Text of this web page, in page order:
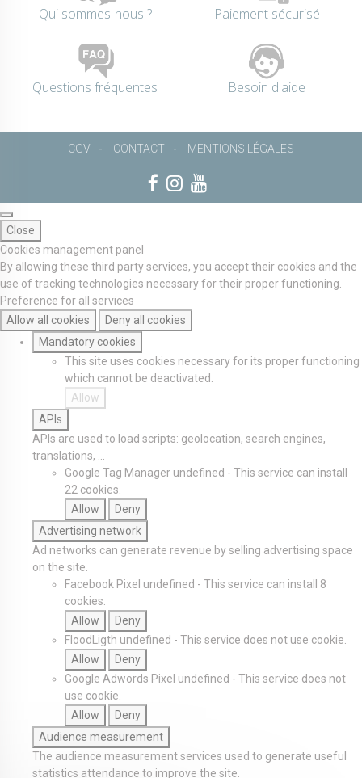
Qui sommes-nous ? Paiement sécurisé
Questions fréquentes Besoin d'aide
CGV CONTACT MENTIONS LÉGALES
Close
Cookies management panel
By allowing these third party services, you accept their cookies and the
use of tracking technologies necessary for their proper functioning.
Preference for all services
Allow all cookies
Deny all cookies
Mandatory cookies
This site uses cookies necessary for its proper functioning
which cannot be deactivated.
Allow
APIs
APIs are used to load scripts: geolocation, search engines,
translations, ...
Google Tag Manager undefined - This service can install
22 cookies.
Allow
Deny
Advertising network
Ad networks can generate revenue by selling advertising space
on the site.
Facebook Pixel undefined - This service can install 8
cookies.
Allow
Deny
FloodLigth undefined - This service does not use cookie.
Allow
Deny
Google Adwords Pixel undefined - This service does not
use cookie.
Allow
Deny
Audience measurement
The audience measurement services used to generate useful
statistics attendance to improve the site.